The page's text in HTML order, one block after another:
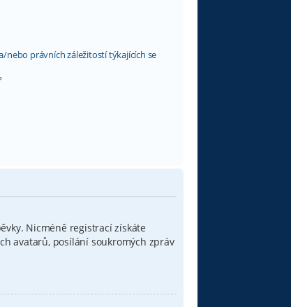
právních záležitostí týkajících se
Nicméně registrací získáte
avatarů, posílání soukromých zpráv